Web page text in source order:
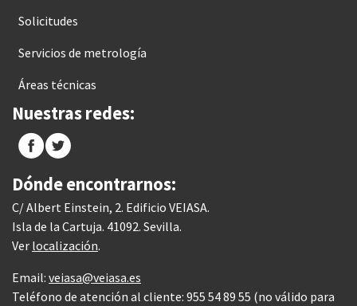
Solicitudes
Servicios de metrología
Áreas técnicas
Nuestras redes:
Dónde encontrarnos:
C/ Albert Einstein, 2. Edificio VEIASA.
Isla de la Cartuja. 41092. Sevilla.
Ver localización.
Email: veiasa@veiasa.es
Teléfono de atención al cliente: 955 54 89 55 (no válido para